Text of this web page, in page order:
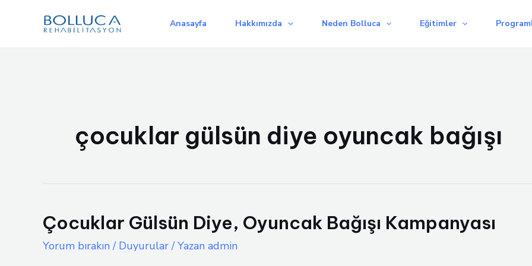
Anasayfa Hakkımızda Neden Bolluca Eğitimler
çocuklar gülsün diye oyuncak bağışı
Çocuklar Gülsün Diye, Oyuncak Bağışı Kampanyası
Yorum bırakın / Duyurular/ Yazan admin